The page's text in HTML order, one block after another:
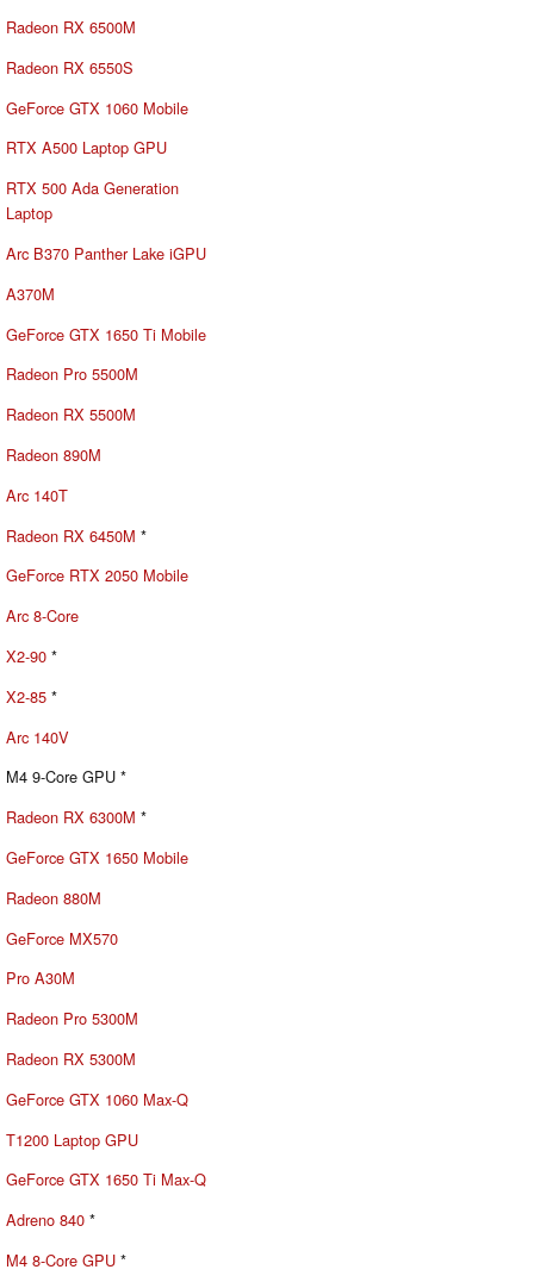
Radeon RX 6500M
Radeon RX 6550S
GeForce GTX 1060 Mobile
RTX A500 Laptop GPU
RTX 500 Ada Generation
Laptop
Arc B370 Panther Lake iGPU
A370M
GeForce GTX 1650 Ti Mobile
Radeon Pro 5500M
Radeon RX 5500M
Radeon 890M
Arc 140T
Radeon RX 6450M *
GeForce RTX 2050 Mobile
Arc 8-Core
X2-90 *
X2-85 *
Arc 140V
M4 9-Core GPU *
Radeon RX 6300M *
GeForce GTX 1650 Mobile
Radeon 880M
GeForce MX570
Pro A30M
Radeon Pro 5300M
Radeon RX 5300M
GeForce GTX 1060 Max-Q
T1200 Laptop GPU
GeForce GTX 1650 Ti Max-Q
Adreno 840 *
M4 8-Core GPU *